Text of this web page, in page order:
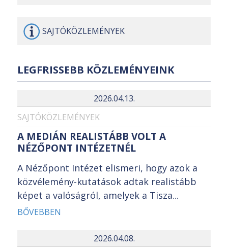
SAJTÓKÖZLEMÉNYEK
LEGFRISSEBB KÖZLEMÉNYEINK
2026.04.13.
SAJTÓKÖZLEMÉNYEK
A MEDIÁN REALISTÁBB VOLT A
NÉZŐPONT INTÉZETNÉL
A Nézőpont Intézet elismeri, hogy azok a
közvélemény-kutatások adtak realistább
képet a valóságról, amelyek a Tisza...
BŐVEBBEN
2026.04.08.